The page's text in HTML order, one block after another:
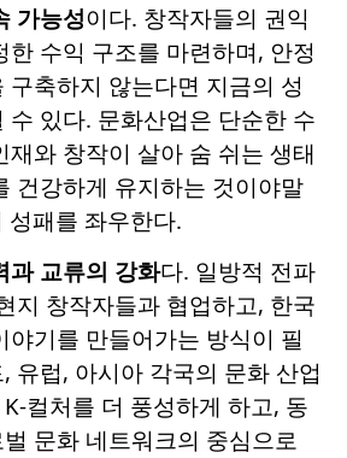
가능성이다. 창작자들의 권익
한 수익 구조를 마련하며, 안정
구축하지 않는다면 지금의 성
수 있다. 문화산업은 단순한 수
재와 창작이 살아 숨 쉬는 생태
건강하게 유지하는 것이야말
성패를 좌우한다.
과 교류의 강화다. 일방적 전파
지 창작자들과 협업하고, 한국
야기를 만들어가는 방식이 필
유럽, 아시아 각국의 문화 산업
컬처를 더 풍성하게 하고, 동
문화 네트워크의 중심으로